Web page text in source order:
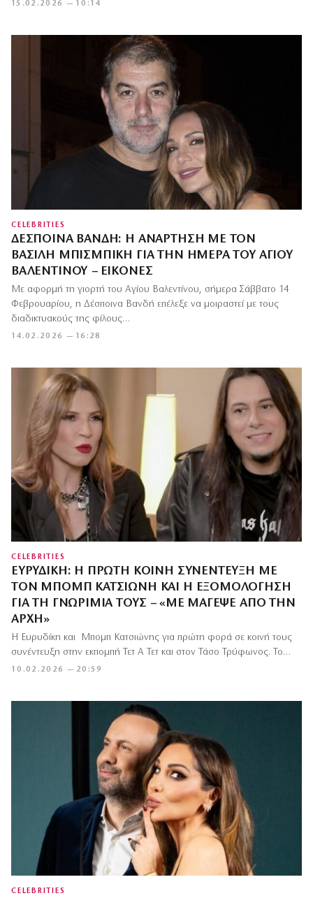
15.02.2026 — 10:14
CELEBRITIES
ΔΈΣΠΟΙΝΑ ΒΑΝΔΉ: Η ΑΝΆΡΤΗΣΗ ΜΕ ΤΟΝ
ΒΑΣΊΛΗ ΜΠΙΣΜΠΊΚΗ ΓΙΑ ΤΗΝ ΗΜΈΡΑ ΤΟΥ ΑΓΊΟΥ
ΒΑΛΕΝΤΊΝΟΥ – ΕΙΚΌΝΕΣ
14.02.2026 — 16:28
Με αφορμή τη γιορτή του Αγίου Βαλεντίνου, σήμερα Σάββατο 14
Φεβρουαρίου, η Δέσποινα Βανδή επέλεξε να μοιραστεί με τους
διαδικτυακούς της φίλους…
CELEBRITIES
ΕΥΡΥΔΊΚΗ: Η ΠΡΏΤΗ ΚΟΙΝΉ ΣΥΝΈΝΤΕΥΞΗ ΜΕ
ΤΟΝ ΜΠΟΜΠ ΚΑΤΣΙΏΝΗ ΚΑΙ Η ΕΞΟΜΟΛΌΓΗΣΗ
ΓΙΑ ΤΗ ΓΝΩΡΙΜΊΑ ΤΟΥΣ – «ΜΕ ΜΆΓΕΨΕ ΑΠΌ ΤΗΝ
ΑΡΧΉ»
10.02.2026 — 20:59
Η Ευρυδίκη και Μπομπ Κατσιώνης για πρώτη φορά σε κοινή τους
συνέντευξη στην εκπομπή Τετ Α Τετ και στον Τάσο Τρύφωνος. Το…
CELEBRITIES